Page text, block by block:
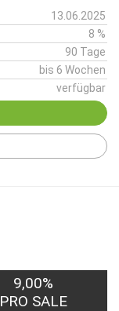
13.06.2025
8 %
90 Tage
bis 6 Wochen
verfügbar
9,00%
PRO SALE